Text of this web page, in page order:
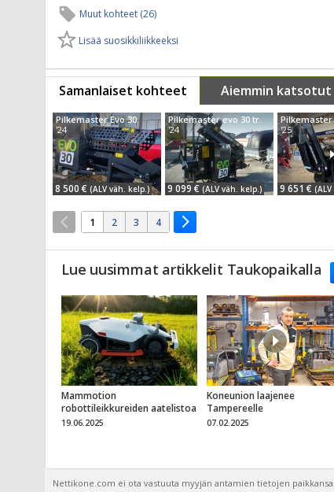
Muut kohteet (26)
Lisää suosikkiliikkeeksi
Samanlaiset kohteet Aiemmin katsotut
Pilkemaster Evo 30
'24
8 500 € (ALV väh. kelp.)
Pilkemaster evo 30 tr.
'24
9 099 € (ALV väh. kelp.)
'25
9 651 €
1 2 3 4
Lue uusimmat artikkelit Taukopaikalla
Mammotion
robottileikkureiden aatelistoa
19.06.2025
Koneunion laajenee
Tampereelle
07.02.2025
Nettikone.com ei ota vastuuta myyjän antamien tietojen